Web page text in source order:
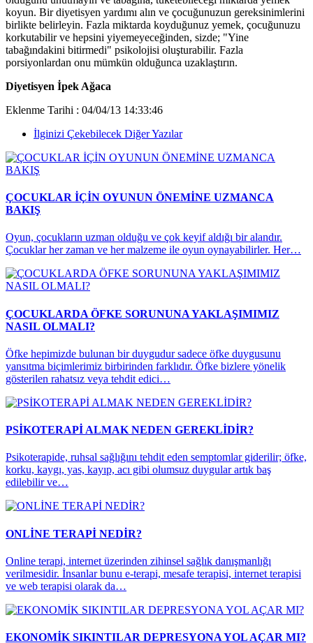
koyun. Bir diyetisyen yardımı alın ve çocuğunuzun gereksinimlerini
birlikte belirleyin. Fazla miktarda koyduğunuz yemek, çocuğunuzu
korkutabilir ve hepsini yiyemeyeceğinden, sizde; "Yine
tabağındakini bitirmedi" psikolojisi oluşturabilir. Fazla
porsiyonlardan onu mümkün olduğunca uzaklaştırın.
Diyetisyen İpek Ağaca
Eklenme Tarihi : 04/04/13 14:33:46
İlginizi Çekebilecek Diğer Yazılar
ÇOCUKLAR İÇİN OYUNUN ÖNEMİNE UZMANCA
BAKIŞ
Oyun, çocukların uzman olduğu ve çok keyif aldığı bir alandır.
Çocuklar her zaman ve her malzeme ile oyun oynayabilirler. Her…
ÇOCUKLARDA ÖFKE SORUNUNA YAKLAŞIMIMIZ
NASIL OLMALI?
Öfke hepimizde bulunan bir duygudur sadece öfke duygusunu
yansıtma biçimlerimiz birbirinden farklıdır. Öfke bizlere yönelik
gösterilen rahatsız veya tehdit edici…
PSİKOTERAPİ ALMAK NEDEN GEREKLİDİR?
Psikoterapide, ruhsal sağlığını tehdit eden semptomlar giderilir; öfke,
korku, kaygı, yas, kayıp, acı gibi olumsuz duygular artık baş
edilebilir ve…
ONLİNE TERAPİ NEDİR?
Online terapi, internet üzerinden zihinsel sağlık danışmanlığı
verilmesidir. İnsanlar bunu e-terapi, mesafe terapisi, internet terapisi
ve web terapisi olarak da…
EKONOMİK SIKINTILAR DEPRESYONA YOL AÇAR MI?